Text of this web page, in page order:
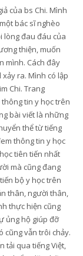
của bs Chi. Mình
bác sĩ nghèo
lòng đau đáu của
thiện, muốn
mình. Cách đây
ra. Mình có lập
Chi. Trang
tin y học trên
bài viết là những
thể từ tiếng
thông tin y học
tiên tiến nhất
mà cũng đang
bộ y học trên
thân, người thân,
thực hiện cũng
ủng hộ giúp đỡ
cũng vẫn trôi chảy.
tải qua tiếng Việt,